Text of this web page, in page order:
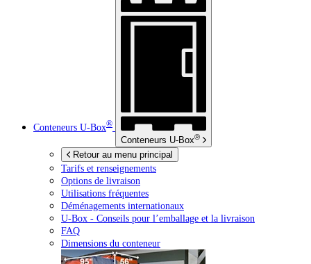
Conteneurs U-Box®
Conteneurs U-Box®
Retour au menu principal
Tarifs et renseignements
Options de livraison
Utilisations fréquentes
Déménagements internationaux
U-Box - Conseils pour l’emballage et la livraison
FAQ
Dimensions du conteneur